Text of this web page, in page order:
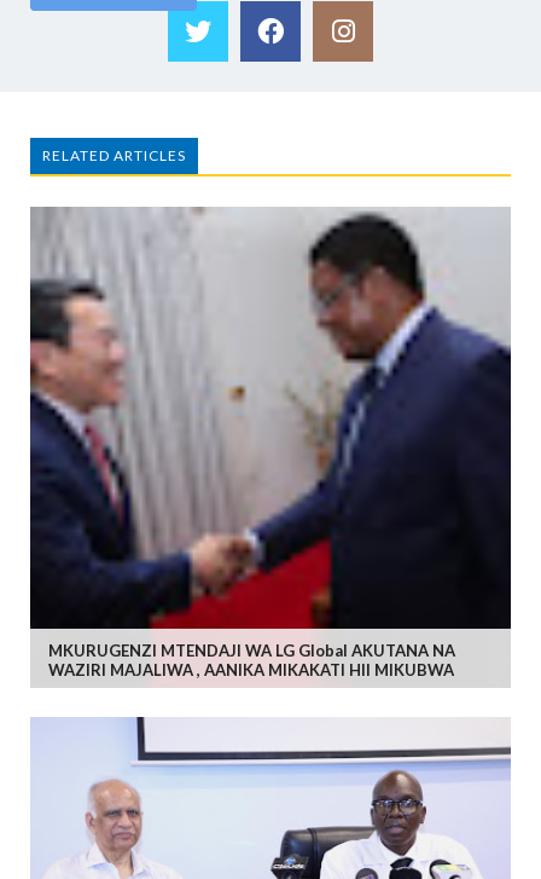
RELATED ARTICLES
MKURUGENZI MTENDAJI WA LG Global AKUTANA NA
WAZIRI MAJALIWA , AANIKA MIKAKATI HII MIKUBWA